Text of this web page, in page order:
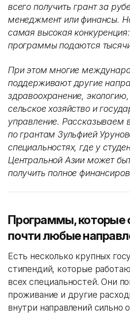
всего получить грант за
менеджмент или финансы.
самая высокая
программы подаются
При этом многие
поддерживают другие
здравоохранение,
сельское хозяйство и
управление. Рассказываем
по грантам Зульфией
специальностях, где у
Центральной Азии может
получить полное
Программы, которые
почти любые
Есть несколько крупных
стипендий, которые
всех специальностей. Они
проживание и другие
внутри направлений сильно